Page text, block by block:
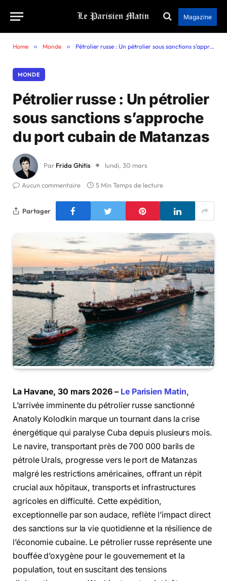
Magazine
Home » Monde » Pétrolier russe : Un pétrolier sous sanctions s’approche du port cubain de Matanzas
MONDE
Pétrolier russe : Un pétrolier
sous sanctions s’approche
du port cubain de Matanzas
Par Frida Ghitis lundi, 30 mars
Aucun commentaire 5 Min Temps de lecture
Partager
La Havane, 30 mars 2026 – Le Parisien Matin,
L’arrivée imminente du pétrolier russe sanctionné
Anatoly Kolodkin marque un tournant dans la crise
énergétique qui paralyse Cuba depuis plusieurs mois.
Le navire, transportant près de 700 000 barils de
pétrole Urals, progresse vers le port de Matanzas
malgré les restrictions américaines, offrant un répit
crucial aux hôpitaux, transports et infrastructures
agricoles en difficulté. Cette expédition,
exceptionnelle par son audace, reflète l’impact direct
des sanctions sur la vie quotidienne et la résilience de
l’économie cubaine. Le pétrolier russe représente une
bouffée d’oxygène pour le gouvernement et la
population, tout en suscitant des tensions